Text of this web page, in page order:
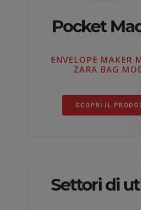
Pocket
ENVELOPE MAKER
ZARA BAG
SCOPRI IL
Settori di